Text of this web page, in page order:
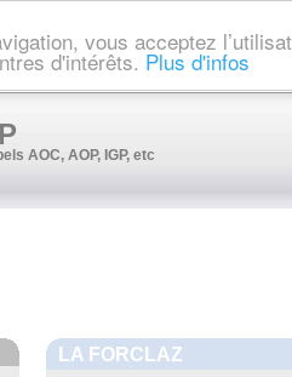
vous acceptez
d'intérêts. Plus d'infos
AOC, AOP, IGP, etc
LA FORCLAZ